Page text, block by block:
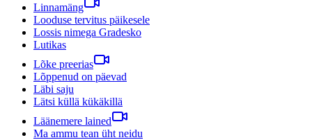
Linnamäng
Looduse tervitus päikesele
Lossis nimega Gradesko
Lutikas
Lõke preerias
Lõppenud on päevad
Läbi saju
Lätsi küllä kükäkillä
Läänemere lained
Ma ammu tean üht neidu